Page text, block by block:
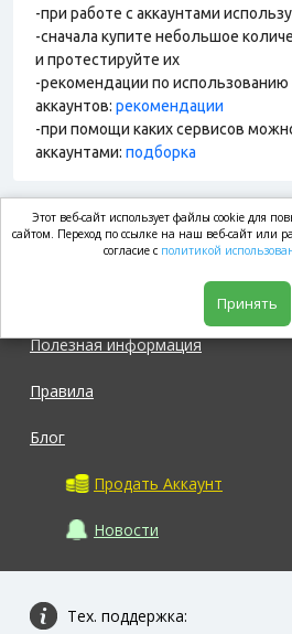
-при работе с аккаунтами
-сначала купите небольшое
и протестируйте их
-рекомендации по использованию
аккаунтов: рекомендации
-при помощи каких сервисов
аккаунтами: подборка
market.com
Полезная информация
Правила
Блог
Продать Аккаунт
Новости
Тех. поддержка:
Этот веб-сайт использует файлы cookie для
сайтом. Переход по ссылке на наш веб-сайт или
согласие с политикой
Принять